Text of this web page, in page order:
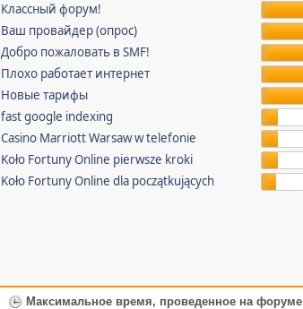
Классный форум!
Ваш провайдер (опрос)
Добро пожаловать в SMF!
Плохо работает интернет
Новые тарифы
fast google indexing
Casino Marriott Warsaw w telefonie
Koło Fortuny Online pierwsze kroki
Koło Fortuny Online dla początkujących
Максимальное время, проведенное на форуме